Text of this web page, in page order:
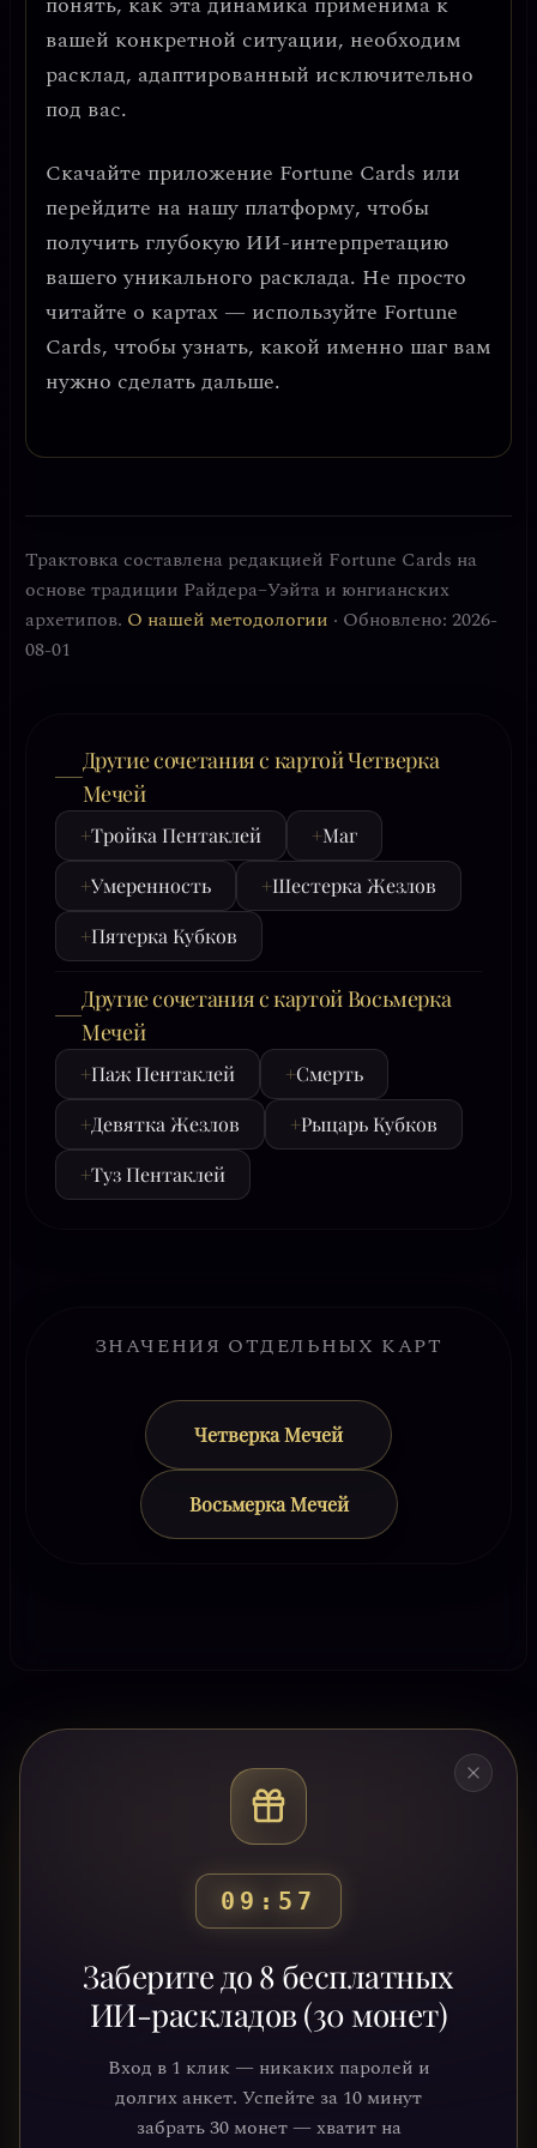
вашей конкретной ситуации, необходим
расклад, адаптированный исключительно
под вас.
Скачайте приложение Fortune Cards или
перейдите на нашу платформу, чтобы
получить глубокую ИИ-интерпретацию
вашего уникального расклада. Не просто
читайте о картах — используйте Fortune
Cards, чтобы узнать, какой именно шаг вам
нужно сделать дальше.
Трактовка составлена редакцией Fortune Cards на
основе традиции Райдера–Уэйта и юнгианских
архетипов. О нашей методологии · Обновлено: 2026-
08-01
Другие сочетания с картой Четверка
Мечей
+Тройка Пентаклей +Маг
+Умеренность +Шестерка Жезлов
+Пятерка Кубков
Другие сочетания с картой Восьмерка
Мечей
+Паж Пентаклей +Смерть
+Девятка Жезлов +Рыцарь Кубков
+Туз Пентаклей
ЗНАЧЕНИЯ ОТДЕЛЬНЫХ КАРТ
Четверка Мечей
Восьмерка Мечей
09:54
Заберите до 8 бесплатных
ИИ-раскладов (30 монет)
Вход в 1 клик — никаких паролей и
долгих анкет. Успейте за 10 минут
забрать 30 монет — хватит на
Готовы узнать свой
путь?
Присоединяйтесь к тысячам людей,
которые обрели ясность и понимание
через нашу платформу. Ваше